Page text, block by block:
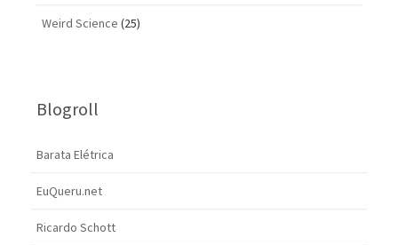
Weird Science (25)
Blogroll
Barata Elétrica
EuQueru.net
Ricardo Schott